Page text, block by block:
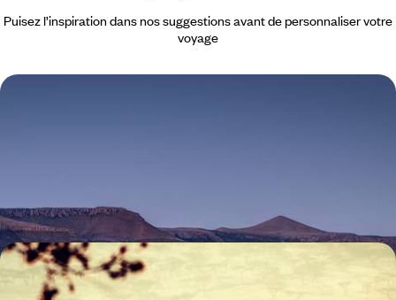
Puisez l’inspiration dans nos suggestions avant de personnaliser votre
voyage
De la côte est au Swaziland - Un autre voyage en
Afrique du Sud